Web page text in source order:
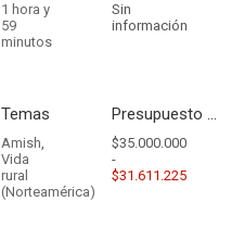
1 hora y
59
minutos
Sin
información
Temas
Amish,
Vida
rural
(Norteamérica)
Presupuesto - Ingresos
$35.000.000
-
$31.611.225